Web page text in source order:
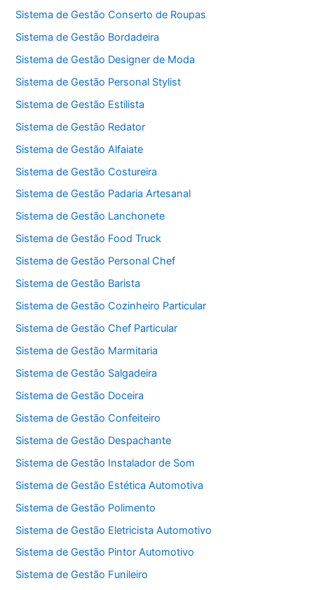
Sistema de Gestão Conserto de Roupas
Sistema de Gestão Bordadeira
Sistema de Gestão Designer de Moda
Sistema de Gestão Personal Stylist
Sistema de Gestão Estilista
Sistema de Gestão Redator
Sistema de Gestão Alfaiate
Sistema de Gestão Costureira
Sistema de Gestão Padaria Artesanal
Sistema de Gestão Lanchonete
Sistema de Gestão Food Truck
Sistema de Gestão Personal Chef
Sistema de Gestão Barista
Sistema de Gestão Cozinheiro Particular
Sistema de Gestão Chef Particular
Sistema de Gestão Marmitaria
Sistema de Gestão Salgadeira
Sistema de Gestão Doceira
Sistema de Gestão Confeiteiro
Sistema de Gestão Despachante
Sistema de Gestão Instalador de Som
Sistema de Gestão Estética Automotiva
Sistema de Gestão Polimento
Sistema de Gestão Eletricista Automotivo
Sistema de Gestão Pintor Automotivo
Sistema de Gestão Funileiro